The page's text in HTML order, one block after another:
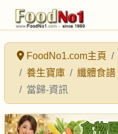
FoodNo1.com主頁
養生寶庫
纖體食譜
當歸-資訊